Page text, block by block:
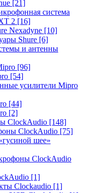
[21]
система
2 [16]
Nexadyne [10]
Shure [6]
и антенны
[96]
[54]
усилители Mipro
[44]
[2]
ClockAudio [148]
ClockAudio [75]
шее»
ClockAudio
[1]
Clockaudio [1]